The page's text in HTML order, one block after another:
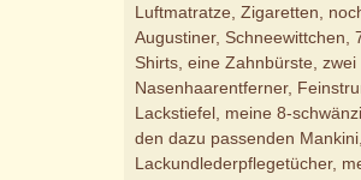
Luftmatratze, Zigaretten,
Augustiner, Schneewittchen,
Shirts, eine Zahnbürste, zwei
Nasenhaarentferner,
Lackstiefel, meine 8-
den dazu passenden
Lackundlederpflegetücher,